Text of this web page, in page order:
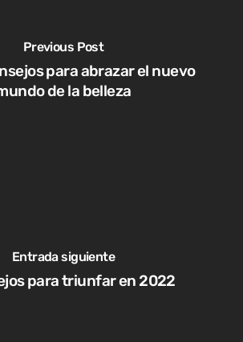
Previous Post
para abrazar el nuevo
de la belleza
Entrada siguiente
para triunfar en 2022